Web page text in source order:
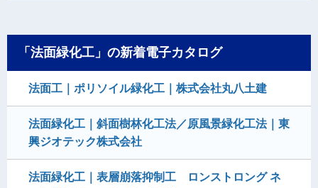
「法面緑化工」の新着電子カタログ
法面工｜ポリソイル緑化工｜株式会社丸八土建
法面緑化工｜斜面樹林化工法／原風景緑化工法｜東
興ジオテック株式会社
法面緑化工｜表層崩落抑制工 ロンストロング ネ